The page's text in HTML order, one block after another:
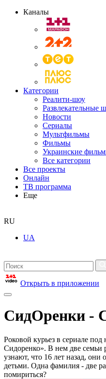
Каналы
Категории
Реалити-шоу
Развлекательные
Новости
Сериалы
Мультфильмы
Фильмы
Украинские
Все категории
Все проекты
Онлайн
ТВ программа
Еще
RU
UA
Открыть в приложении
СидОренки -
Роковой курьез в сериале
Сидоренко». В нем две семьи
узнают, что 16 лет назад,
детьми. Одна фамилия - две
помириться?